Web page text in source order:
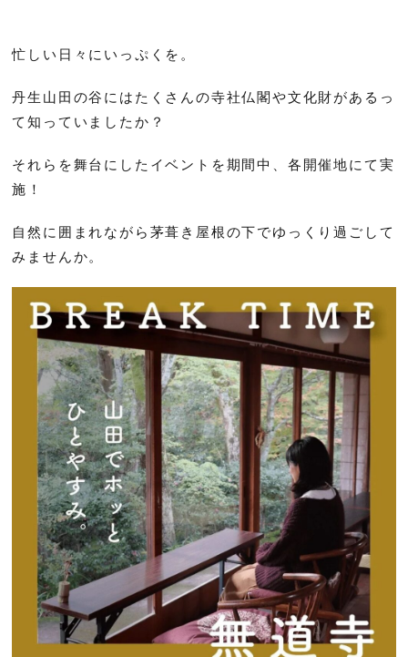
忙しい日々にいっぷくを。
丹生山田の谷にはたくさんの寺社仏閣や文化財があるっ
て知っていましたか？
それらを舞台にしたイベントを期間中、各開催地にて実
施！
自然に囲まれながら茅葺き屋根の下でゆっくり過ごして
みませんか。